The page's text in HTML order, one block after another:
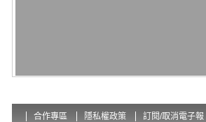
合作專區 隱私權政策 訂閱/取消電子報